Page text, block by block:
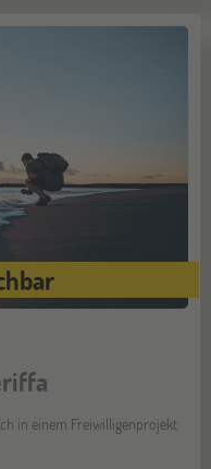
in einem Freiwilligenprojekt